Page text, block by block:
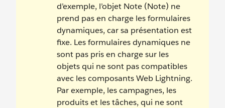
d’exemple, l’objet Note (Note) ne
prend pas en charge les formulaires
dynamiques, car sa présentation est
fixe. Les formulaires dynamiques ne
sont pas pris en charge sur les
objets qui ne sont pas compatibles
avec les composants Web Lightning.
Par exemple, les campagnes, les
produits et les tâches, qui ne sont